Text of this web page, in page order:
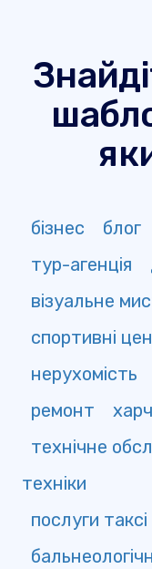
бізнес блог
тур-агенція
візуальне
спортивні
нерухомість
ремонт
технічне
техніки
послуги таксі